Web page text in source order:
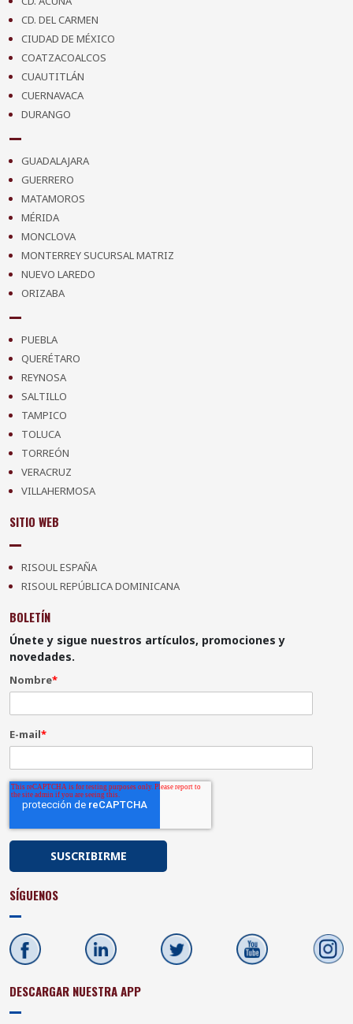
CD. DEL CARMEN
CIUDAD DE MÉXICO
COATZACOALCOS
CUAUTITLÁN
CUERNAVACA
DURANGO
GUADALAJARA
GUERRERO
MATAMOROS
MÉRIDA
MONCLOVA
MONTERREY SUCURSAL MATRIZ
NUEVO LAREDO
ORIZABA
PUEBLA
QUERÉTARO
REYNOSA
SALTILLO
TAMPICO
TOLUCA
TORREÓN
VERACRUZ
VILLAHERMOSA
SITIO WEB
RISOUL ESPAÑA
RISOUL REPÚBLICA DOMINICANA
BOLETÍN
Únete y sigue nuestros artículos, promociones y
novedades.
Nombre*
E-mail*
SÍGUENOS
DESCARGAR NUESTRA APP